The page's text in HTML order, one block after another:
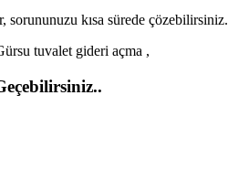
sorununuzu kısa sürede çözebilirsiniz.
tuvalet gideri açma ,